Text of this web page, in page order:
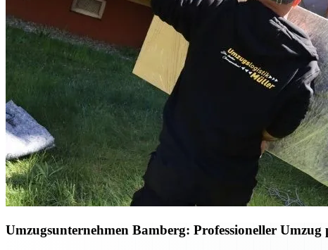
Umzugsunternehmen Bamberg: Professioneller Umzug